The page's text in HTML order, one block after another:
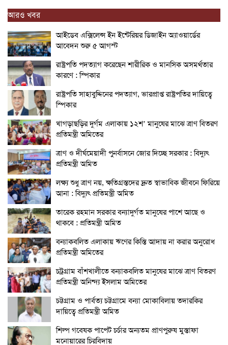
আরও খবর
আইডেব এক্সিলেন্স ইন ইন্টেরিয়র ডিজাইন অ্যাওয়ার্ডের
আবেদন শুরু ৫ আগস্ট
রাষ্ট্রপতি পদত্যাগ করেছেন শারীরিক ও মানসিক অসমর্থতার
কারণে : স্পিকার
রাষ্ট্রপতি সাহাবুদ্দিনের পদত্যাগ, ভারপ্রাপ্ত রাষ্ট্রপতির দায়িত্বে
স্পিকার
খাগড়াছড়ির দুর্গম এলাকায় ১২শ’ মানুষের মাঝে ত্রাণ বিতরণ
প্রতিমন্ত্রী অমিতের
ত্রাণ ও দীর্ঘমেয়াদী পুনর্বাসনে জোর দিচ্ছে সরকার : বিদ্যুৎ
প্রতিমন্ত্রী অমিত
লক্ষ্য শুধু ত্রাণ নয়, ক্ষতিগ্রস্তদের দ্রুত স্বাভাবিক জীবনে ফিরিয়ে
আনা : বিদ্যুৎ প্রতিমন্ত্রী অমিত
তারেক রহমান সরকার বন্যাদুর্গত মানুষের পাশে আছে ও
থাকবে : প্রতিমন্ত্রী অমিত
বন্যাকবলিত এলাকায় ঋণের কিস্তি আদায় না করার অনুরোধ
প্রতিমন্ত্রী অমিতের
চট্রগ্রাম বাঁশখালীতে বন্যাকবলিত মানুষের মাঝে ত্রাণ বিতরণ
প্রতিমন্ত্রী অনিন্দ্য ইসলাম অমিতের
চট্টগ্রাম ও পার্বত্য চট্টগ্রামে বন্যা মোকাবিলায় তদারকির
দায়িত্বে প্রতিমন্ত্রী অমিত
শিল্প গবেষক পাপেট চর্চার অন্যতম প্রাণপুরুষ মুস্তাফা
মনোয়ারের চিরবিদায়